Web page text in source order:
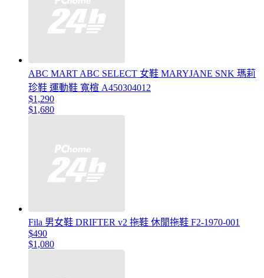
ABC MART ABC SELECT 女鞋 MARYJANE SNK 瑪莉
珍鞋 運動鞋 寬楦 A450304012
$1,290
$1,680
Fila 男女鞋 DRIFTER v2 拖鞋 休閒拖鞋 F2-1970-001
$490
$1,080